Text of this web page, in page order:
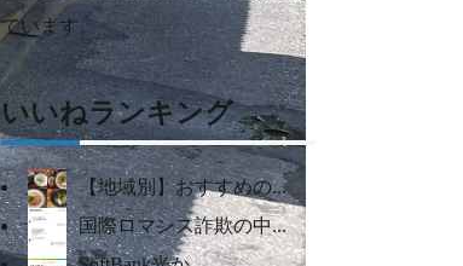
ています。
いいねランキング
【地域別】おすすめの...
国際ロマンス詐欺の中...